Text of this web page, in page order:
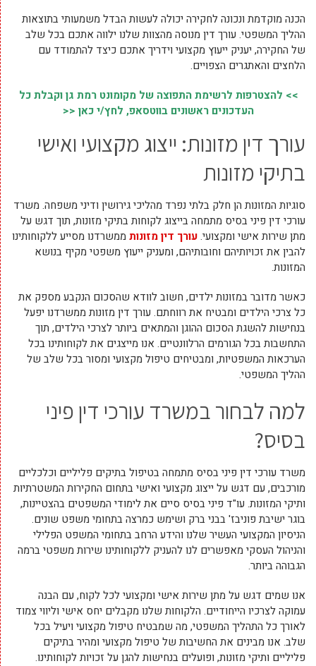
הכנה מוקדמת ונכונה לחקירה יכולה לעשות הבדל משמעותי בתוצאות
ההליך המשפטי. עורך דין מנוסה מהצוות שלנו ילווה אתכם בכל שלב
של החקירה, יעניק ייעוץ מקצועי וידריך אתכם כיצד להתמודד עם
הלחצים והאתגרים הצפויים.
>> להצטרפות לרשימת התפוצה של מקומונט רמת גן וקבלת כל
העדכונים ראשונים בווטסאפ, לחץ/י כאן <<
עורך דין מזונות: ייצוג מקצועי ואישי
בתיקי מזונות
סוגיות המזונות הן חלק בלתי נפרד מהליכי גירושין ודיני משפחה. משרד
עורכי דין פיני בסיס מתמחה בייצוג לקוחות בתיקי מזונות, תוך דגש על
מתן שירות אישי ומקצועי.עורך דין מזונות ממשרדנו מסייע ללקוחותינו
להבין את זכויותיהם וחובותיהם, ומעניק ייעוץ משפטי מקיף בנושא
המזונות.
כאשר מדובר במזונות ילדים, חשוב לוודא שהסכום הנקבע מספק את
כל צרכי הילדים ומבטיח את רווחתם. עורך דין מזונות ממשרדנו יפעל
בנחישות להשגת הסכום ההוגן והמתאים ביותר לצרכי הילדים, תוך
התחשבות בכל הגורמים הרלוונטיים. אנו מייצגים את לקוחותינו בכל
הערכאות המשפטיות, ומבטיחים טיפול מקצועי ומסור בכל שלב של
ההליך המשפטי.
למה לבחור במשרד עורכי דין פיני
בסיס?
משרד עורכי דין פיני בסיס מתמחה בטיפול בתיקים פליליים וכלכליים
מורכבים, עם דגש על ייצוג מקצועי ואישי בתחום החקירות המשטרתיות
ותיקי המזונות. עו"ד פיני בסיס סיים את לימודי המשפטים בהצטיינות,
בוגר ישיבת פוניבז' בבני ברק ושימש כמרצה בתחומי משפט שונים.
הניסיון המקצועי העשיר שלנו והידע הרחב בתחומי המשפט הפלילי
והניהול העסקי מאפשרים לנו להעניק ללקוחותינו שירות משפטי ברמה
הגבוהה ביותר.
אנו שמים דגש על מתן שירות אישי ומקצועי לכל לקוח, עם הבנה
עמוקה לצרכיו הייחודיים. הלקוחות שלנו מקבלים יחס אישי וליווי צמוד
לאורך כל התהליך המשפטי, מה שמבטיח טיפול מקצועי ויעיל בכל
שלב. אנו מבינים את החשיבות של טיפול מקצועי ומהיר בתיקים
פליליים ותיקי מזונות, ופועלים בנחישות להגן על זכויות לקוחותינו.